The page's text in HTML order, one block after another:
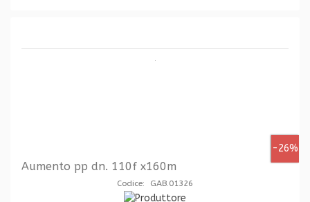
-26%
Aumento pp dn. 110f x160m
Codice: GAB.01326